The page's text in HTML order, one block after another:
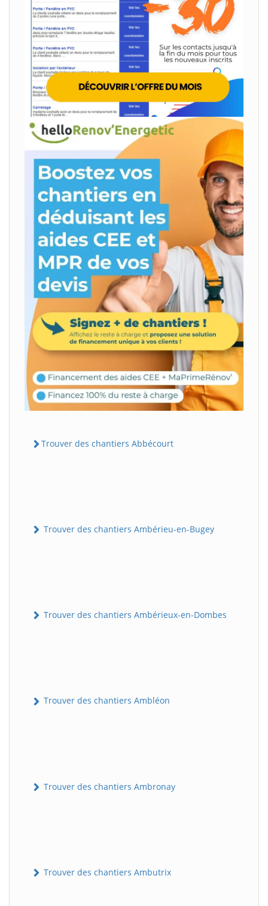
Trouver des chantiers Abbécourt
Trouver des chantiers Ambérieu-en-Bugey
Trouver des chantiers Ambérieux-en-Dombes
Trouver des chantiers Ambléon
Trouver des chantiers Ambronay
Trouver des chantiers Ambutrix